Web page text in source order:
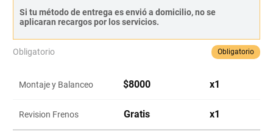
Si tu método de entrega es envió a domicilio, no se
aplicaran recargos por los servicios.
Obligatorio Obligatorio
Montaje y Balanceo $8000 x1
Revision Frenos Gratis x1